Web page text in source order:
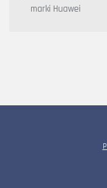
marki Huawei